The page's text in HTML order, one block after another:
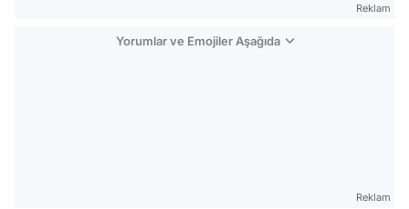
Reklam
Yorumlar ve Emojiler Aşağıda
Reklam